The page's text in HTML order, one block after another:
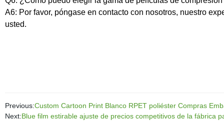
A6: Por favor, póngase en contacto con nosotros, nuestro
usted.
Previous:Custom Cartoon Print Blanco RPET poliéster Compras
Next:Blue film estirable ajuste de precios competitivos de la fábrica